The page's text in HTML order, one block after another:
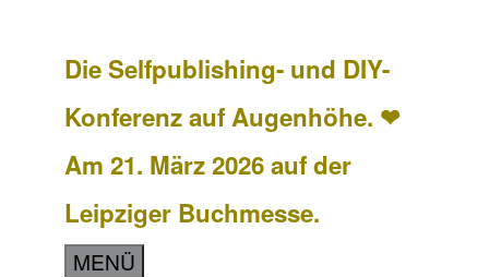
Die Selfpublishing- und DIY-
Konferenz auf Augenhöhe. ❤
Am 21. März 2026 auf der
Leipziger Buchmesse.
MENÜ